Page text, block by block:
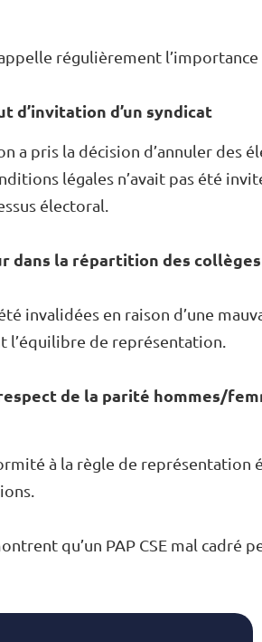
régulièrement
d’invitation d’un syndicat
a pris la décision d’annuler des
légales n’avait pas été
électoral.
dans la répartition des collèges
invalidées en raison d’une
l’équilibre de représentation.
de la parité hommes/
à la règle de
qu’un PAP CSE mal cadré